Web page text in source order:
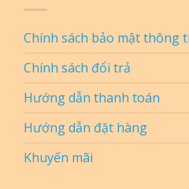
Chính sách bảo mật thông
Chính sách đổi trả
Hướng dẫn thanh toán
Hướng dẫn đặt hàng
Khuyến mãi